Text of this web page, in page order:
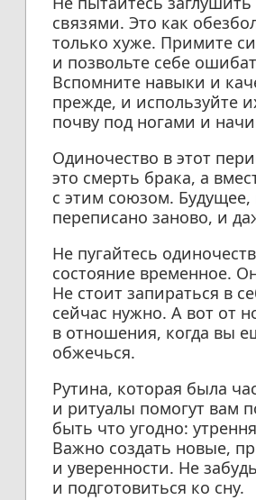
связями. Это как
только хуже. Примите
и позвольте себе
Вспомните навыки и
прежде, и используйте
почву под ногами и
Одиночество в этот
это смерть брака, а
с этим союзом.
переписано заново, и
Не пугайтесь
состояние временное.
Не стоит запираться в
сейчас нужно. А вот от
в отношения, когда вы
обжечься.
Рутина, которая была
и ритуалы помогут вам
быть что угодно:
Важно создать новые,
и уверенности. Не
и подготовиться ко сну.